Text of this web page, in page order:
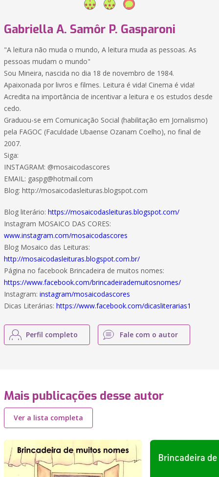
Gabriella A. Samôr P. Gasparoni
"A leitura não muda o mundo, A leitura muda as pessoas. As
pessoas mudam o mundo"
Sou Mineira, nascida no dia 18 de novembro de 1984.
Apaixonada por livros e filmes. Leitura é vida! Cinema é vida!
Acredita na importância de incentivar a leitura e os estudos desde
cedo.
Graduou-se em Comunicação Social (habilitação em Jornalismo)
pela FAGOC (Faculdade Ubaense Ozanam Coelho), no final de
2007.
Siga:
INSTAGRAM: @mosaicodascores
EMAIL: gaspg@hotmail.com
Blog: http://mosaicodasleituras.blogspot.com
Blog literário: https://mosaicodasleituras.blogspot.com/
Instagram MOSAICO DAS CORES:
www.instagram.com/mosaicodascores
Blog Mosaico das Leituras:
http://mosaicodasleituras.blogspot.com.br/
Página no facebook Brincadeira de muitos nomes:
https://www.facebook.com/brincadeirademuitosnomes/
Instagram: instagram/mosaicodascores
Dicas Literárias: https://www.facebook.com/dicasliterarias1
Perfil completo Fale com o autor
Mais publicações desse autor
Ver a lista completa